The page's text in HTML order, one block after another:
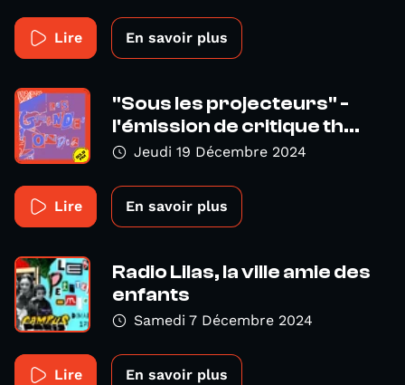
Lire En savoir plus
"Sous les projecteurs" -
l'émission de critique th...
Jeudi 19 Décembre 2024
Lire En savoir plus
Radio Lilas, la ville amie des
enfants
Samedi 7 Décembre 2024
Lire En savoir plus